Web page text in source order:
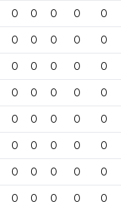
0 0 0 0 0
0 0 0 0 0
0 0 0 0 0
0 0 0 0 0
0 0 0 0 0
0 0 0 0 0
0 0 0 0 0
0 0 0 0 0